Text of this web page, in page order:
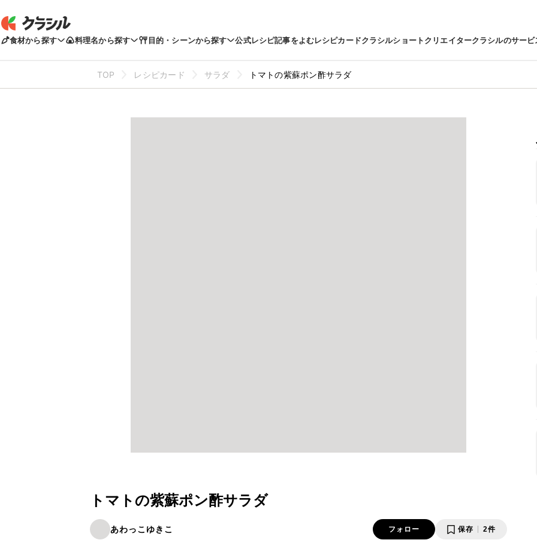
食材から探す 料理名から探す 目的・シーンから探す 公式レシピ記事をよむレシピカードクラシルショートクリエイタークラシルのサービ
TOP レシピカード サラダ トマトの紫蘇ポン酢サラダ
トマトの紫蘇ポン酢サラダ
あわっこゆきこ フォロー 保存 2件